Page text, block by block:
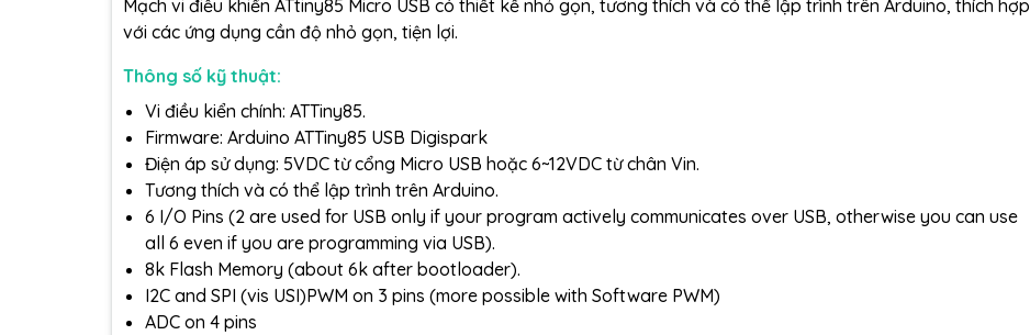
Mạch vi điều khiển ATtiny85 Micro USB có thiết kế nhỏ gọn, tương thích và có thể lập trình trên Arduino, thích hợp
với các ứng dụng cần độ nhỏ gọn, tiện lợi.
Thông số kỹ thuật:
Vi điều kiển chính: ATTiny85.
Firmware: Arduino ATTiny85 USB Digispark
Điện áp sử dụng: 5VDC từ cổng Micro USB hoặc 6~12VDC từ chân Vin.
Tương thích và có thể lập trình trên Arduino.
6 I/O Pins (2 are used for USB only if your program actively communicates over USB, otherwise you can use
all 6 even if you are programming via USB).
8k Flash Memory (about 6k after bootloader).
I2C and SPI (vis USI)PWM on 3 pins (more possible with Software PWM)
ADC on 4 pins